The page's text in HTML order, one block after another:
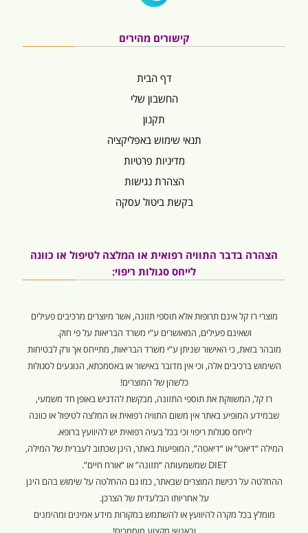
קישורים מהירים
דף הבית
החשבון שלי
תקנון
תנאי שימוש באפליקציה
מדיניות פרטיות
הצהרת נגישות
בקשת ביטול עסקה
הצהרה בדבר התוויה רפואית או המלצה לטיפול או כוונה
לייחס סגולות ריפוי:
מוצרי רז קל אינם תרופות אלא תוספי תזונה, אשר מיוצרים מרכיבים פעילים
ושאינם פעילים, המאושרים ע”י משרד הבריאות על פי חוק.
מובהר בזאת, כי האישור שניתן ע”י משרד הבריאות, מתייחס אך ורק לבטיחות
השימוש ברכיבים אלה, וכי אין מדובר באישור או באסמכתא, הנוגעים לסגולות
כלשהן של המוצרים!
רז קל, המשווקת את תוספי התזונה, מבקשת להדגיש באופן חד משמעי,
שבמידע המופיע באתר אין משום התוויה רפואית או המלצה לטיפול או כוונה
לייחס סגולות ריפוי וכי בכל בעיה רפואית יש להיוועץ ברופא.
המילה “דיאט” או “דיאטה”, המופיעות באתר, הינן שכתוב לעברית של המילה,
DIET שמשמעותה “תזונה” או “אורח חיים”.
ההחלטה על רכישת המוצרים שבאתר, כמו גם ההחלטה על שימוש בהם הינן
על אחריותו הבלעדית של הצרכן.
מומלץ בכל מקרה להיוועץ או להשתמש במקורות מידע אמינים ומהימנים